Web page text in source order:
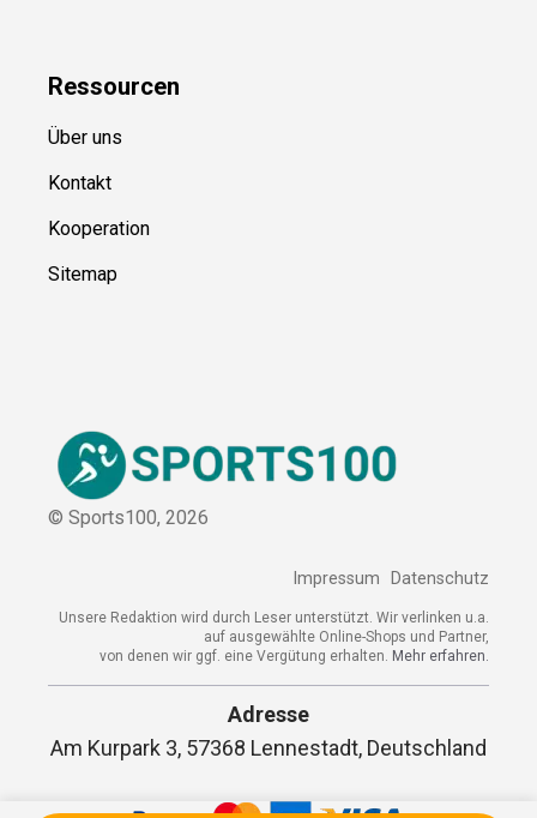
Ressourcen
Über uns
Kontakt
Kooperation
Sitemap
© Sports100, 2026
Impressum Datenschutz
Unsere Redaktion wird durch Leser unterstützt. Wir verlinken u.a.
auf ausgewählte Online-Shops und Partner,
von denen wir ggf. eine Vergütung erhalten. Mehr erfahren.
Adresse
Am Kurpark 3, 57368 Lennestadt, Deutschland